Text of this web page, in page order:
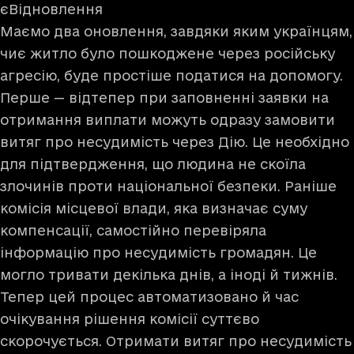
єВідновлення
Маємо два оновлення, завдяки яким українцям,
чиє житло було пошкоджене через російську
агресію, буде простіше податися на допомогу.
Перше — відтепер при заповненні заявки на
отримання виплати можуть одразу замовити
витяг про несудимість через Дію. Це необхідно
для підтвердження, що людина не скоїла
злочинів проти національної безпеки. Раніше
комісія місцевої влади, яка визначає суму
компенсації, самостійно перевіряла
інформацію про несудимість громадян. Це
могло тривати декілька днів, а іноді й тижнів.
Тепер цей процес автоматизовано й час
очікування рішення комісії суттєво
скорочується. Отримати витяг про несудимість